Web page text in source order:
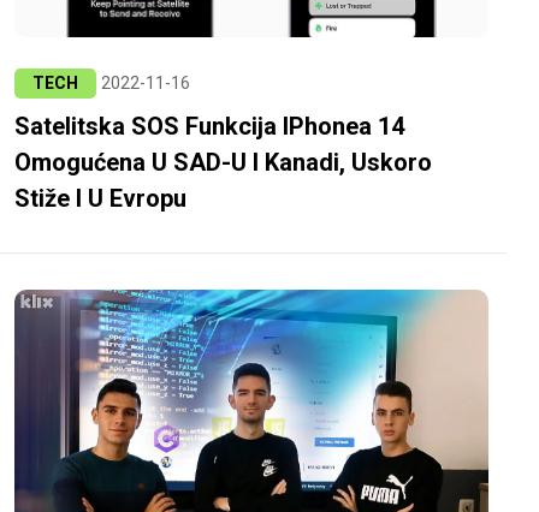
TECH 2022-11-16
Satelitska SOS Funkcija IPhonea 14
Omogućena U SAD-U I Kanadi, Uskoro
Stiže I U Evropu